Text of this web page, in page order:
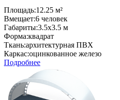
Площадь:12.25 м²
Вмещает:6 человек
Габариты:3.5x3.5 м
Форма:квадрат
Ткань:архитектурная ПВХ
Каркас:оцинкованное железо
Подробнее